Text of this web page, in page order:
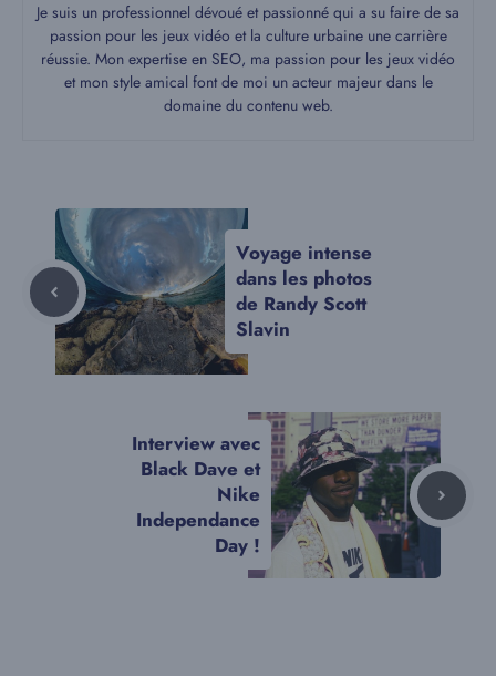
Je suis un professionnel dévoué et passionné qui a su faire de sa
passion pour les jeux vidéo et la culture urbaine une carrière
réussie. Mon expertise en SEO, ma passion pour les jeux vidéo
et mon style amical font de moi un acteur majeur dans le
domaine du contenu web.
Voyage intense
dans les photos
de Randy Scott
Slavin
Interview avec
Black Dave et
Nike
Independance
Day !